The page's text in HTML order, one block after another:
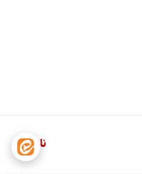
ناموجود